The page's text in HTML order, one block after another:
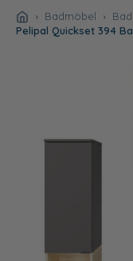
Badmöbel
Pelipal Quickset 394